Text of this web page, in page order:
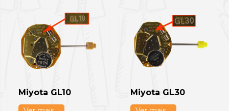
Miyota GL10 Miyota GL30